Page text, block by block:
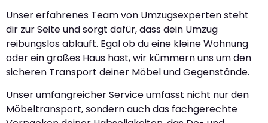
Unser erfahrenes Team von Umzugsexperten steht
dir zur Seite und sorgt dafür, dass dein Umzug
reibungslos abläuft. Egal ob du eine kleine Wohnung
oder ein großes Haus hast, wir kümmern uns um den
sicheren Transport deiner Möbel und Gegenstände.
Unser umfangreicher Service umfasst nicht nur den
Möbeltransport, sondern auch das fachgerechte